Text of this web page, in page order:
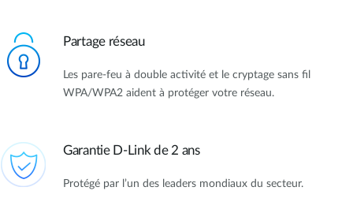
Partage réseau
Les pare-feu à double activité et le cryptage sans fil
WPA/WPA2 aident à protéger votre réseau.
Garantie D-Link de 2 ans
Protégé par l’un des leaders mondiaux du secteur.